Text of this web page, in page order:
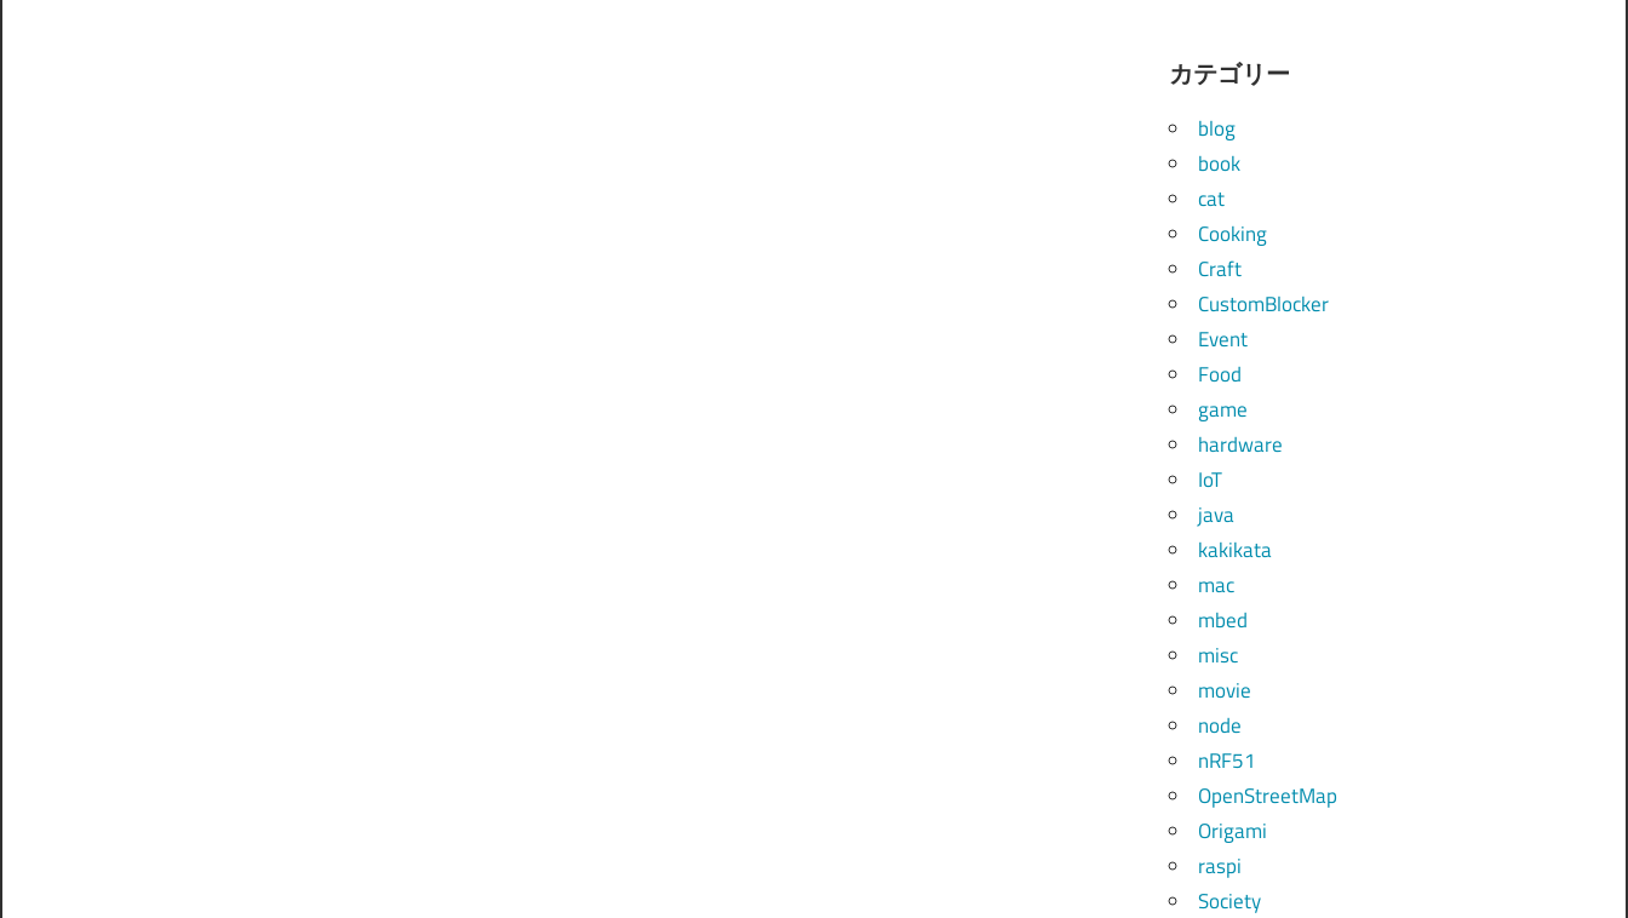
カテゴリー
blog
book
cat
Cooking
Craft
CustomBlocker
Event
Food
game
hardware
IoT
java
kakikata
mac
mbed
misc
movie
node
nRF51
OpenStreetMap
Origami
raspi
Society